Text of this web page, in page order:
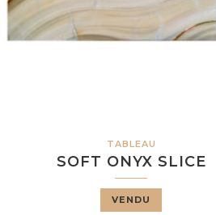
TABLEAU
SOFT ONYX SLICE
VENDU